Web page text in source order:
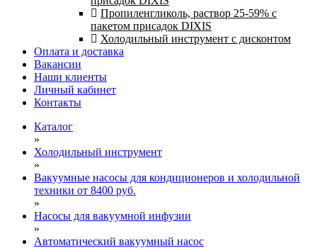
Пропиленгликоль, раствор 25-59% с
пакетом присадок DIXIS
Холодильный инструмент с дисконтом
Оплата и доставка
Вакансии
Наши клиенты
Личный кабинет
Контакты
Каталог
»
Холодильный инструмент
»
Вакуумные насосы для кондиционеров и холодильной
техники от 8400 руб.
»
Насосы для вакуумной инфузии
»
Автоматический вакуумный насос